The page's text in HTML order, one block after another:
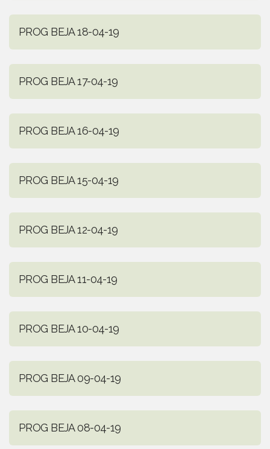
PROG BEJA 18-04-19
PROG BEJA 17-04-19
PROG BEJA 16-04-19
PROG BEJA 15-04-19
PROG BEJA 12-04-19
PROG BEJA 11-04-19
PROG BEJA 10-04-19
PROG BEJA 09-04-19
PROG BEJA 08-04-19